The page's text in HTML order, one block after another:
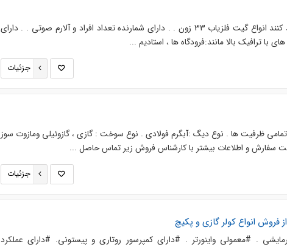
مجموعه فیدار آروند سپاهان تولید کنند انواع گیت فلزیاب 33 زون . . دارای شمارنده تعداد افراد و آلارم صوتی . . دارای
با ترافیک بالا مانند:فرودگاه ها ، استادیم ...
جزئیات
ظرفیت ها . نوع دیگ :آبگرم فولادی . نوع سوخت : گازی ، گازوئیلی ومازوت سوز
سفارش و اطلاعات بیشتر با کارشناس فروش زیر تماس حاصل ...
جزئیات
انواع کولر گازی و پکیچ
. #معمولی واینورتر . #دارای کمپرسور روتاری و پیستونی. #دارای عملکرد